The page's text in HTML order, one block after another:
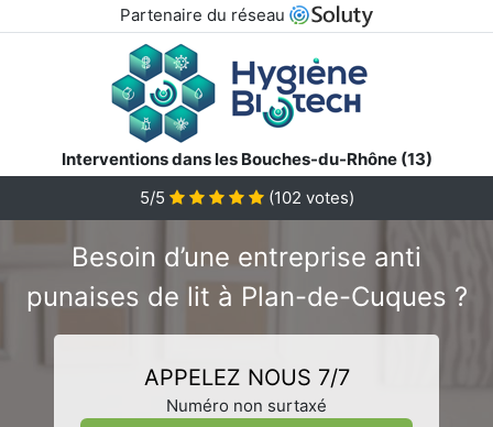
Partenaire du réseau
Interventions dans les Bouches-du-Rhône (13)
5/5
(102 votes)
Besoin d’une entreprise anti
punaises de lit à Plan-de-Cuques ?
APPELEZ NOUS 7/7
Numéro non surtaxé